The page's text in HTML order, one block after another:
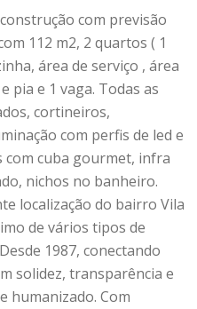
com previsão
112 m2, 2 quartos ( 1
área de serviço , área
pia e 1 vaga. Todas as
cortineiros,
com perfis de led e
cuba gourmet, infra
nichos no banheiro.
localização do bairro Vila
de vários tipos de
1987, conectando
solidez, transparência e
humanizado. Com